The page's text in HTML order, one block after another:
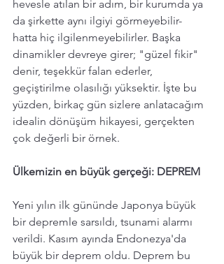
hevesle atılan bir adım, bir kurumda ya
da şirkette aynı ilgiyi görmeyebilir-
hatta hiç ilgilenmeyebilirler. Başka
dinamikler devreye girer; "güzel fikir"
denir, teşekkür falan ederler,
geçiştirilme olasılığı yüksektir. İşte bu
yüzden, birkaç gün sizlere anlatacağım
idealin dönüşüm hikayesi, gerçekten
çok değerli bir örnek.
Ülkemizin en büyük gerçeği: DEPREM
Yeni yılın ilk gününde Japonya büyük
bir depremle sarsıldı, tsunami alarmı
verildi. Kasım ayında Endonezya'da
büyük bir deprem oldu. Deprem bu